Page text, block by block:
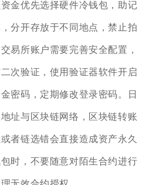
金优先选择硬件冷钱包，助记
分开存放于不同地点，禁止拍
易所账户需要完善安全配置，
次验证，使用验证器软件开启
密码，定期修改登录密码。日
址与区块链网络，区块链转账
者链选错会直接造成资产永久
时，不要随意对陌生合约进行